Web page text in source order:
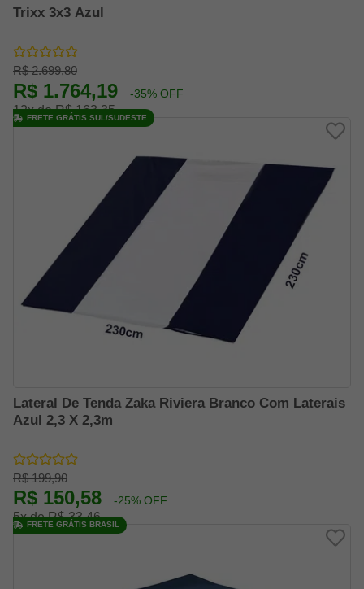
Trixx 3x3 Azul
R$ 2.699,80
R$ 1.764,19 -35% OFF
12x de R$ 163,35
Lateral De Tenda Zaka Riviera Branco Com Laterais
Azul 2,3 X 2,3m
R$ 199,90
R$ 150,58 -25% OFF
5x de R$ 33,46
FRETE GRÁTIS SUL/SUDESTE
FRETE GRÁTIS BRASIL